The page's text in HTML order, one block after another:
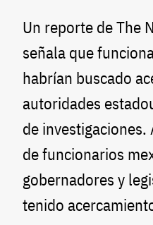
Un reporte de The
señala que
habrían buscado
autoridades
de investigaciones.
de funcionarios
gobernadores y
tenido